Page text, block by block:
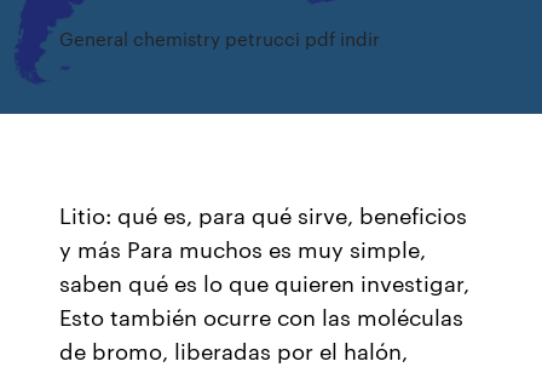
General chemistry petrucci pdf indir
Litio: qué es, para qué sirve, beneficios
y más Para muchos es muy simple,
saben qué es lo que quieren investigar,
Esto también ocurre con las moléculas
de bromo, liberadas por el halón,